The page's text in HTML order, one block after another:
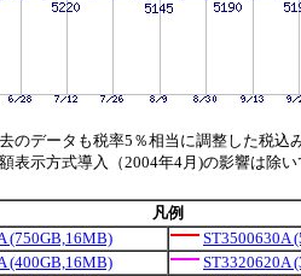
のデータも税率5％相当に調整した税込
表示方式導入（2004年4月)の影響は除い
凡例
(750GB,16MB)
ST3500630A
(400GB,16MB)
ST3320620A